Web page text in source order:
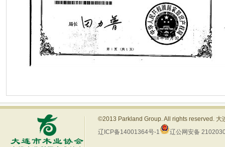
©2013 Parkland Group. All rights reserved.
辽ICP备14001364号-1
辽公网安备